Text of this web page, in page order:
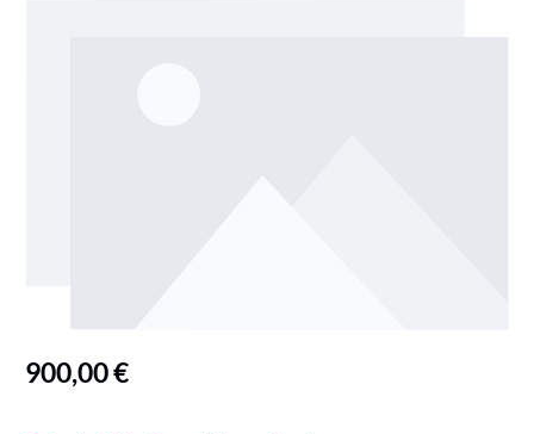
Regulärer Preis:
900,00 €